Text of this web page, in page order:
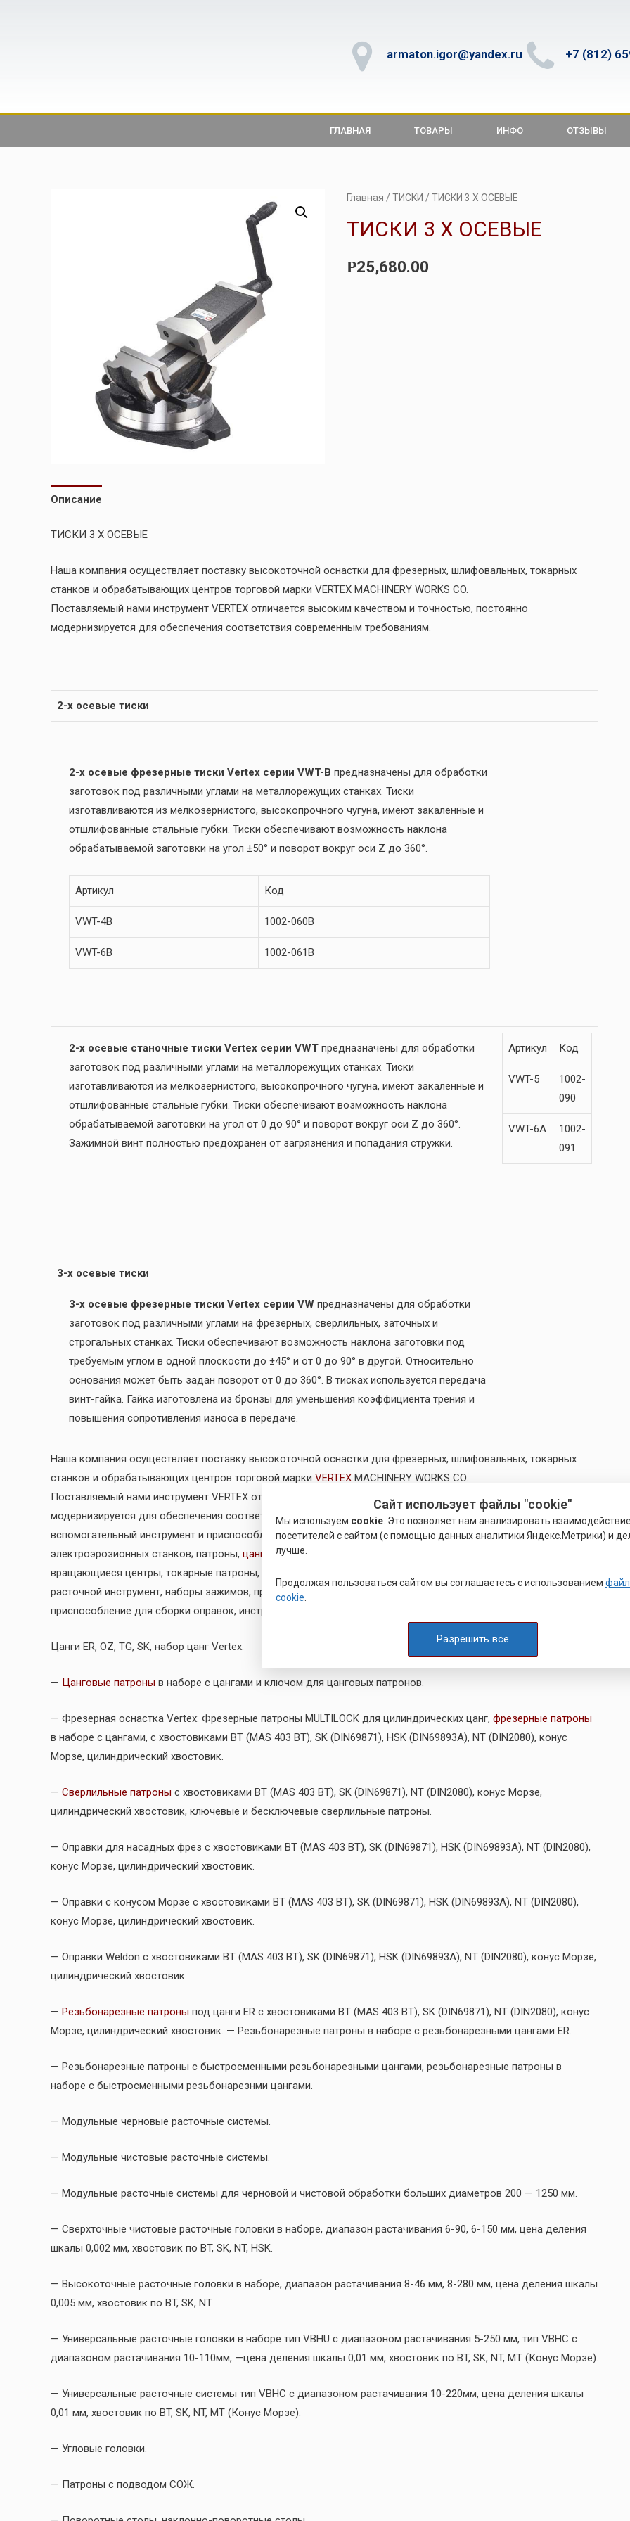
armaton.igor@yandex.ru +7 (812)
ГЛАВНАЯ ТОВАРЫ ИНФО ОТЗЫВЫ
Главная / ТИСКИ / ТИСКИ 3 Х ОСЕВЫЕ
ТИСКИ 3 Х ОСЕВЫЕ
Р25,680.00
Описание
ТИСКИ 3 Х ОСЕВЫЕ
Наша компания осуществляет поставку высокоточной оснастки для фрезерных, шлифовальных, токарных
станков и обрабатывающих центров торговой марки VERTEX MACHINERY WORKS CO.
Поставляемый нами инструмент VERTEX отличается высоким качеством и точностью, постоянно
модернизируется для обеспечения соответствия современным требованиям.
2-х осевые тиски
2-х осевые фрезерные тиски Vertex серии VWT-B предназначены для обработки
заготовок под различными углами на металлорежущих станках. Тиски
изготавливаются из мелкозернистого, высокопрочного чугуна, имеют закаленные и
отшлифованные стальные губки. Тиски обеспечивают возможность наклона
обрабатываемой заготовки на угол ±50° и поворот вокруг оси Z до 360°.
Артикул Код
VWT-4B 1002-060B
VWT-6B 1002-061B
2-х осевые станочные тиски Vertex серии VWT предназначены для обработки
заготовок под различными углами на металлорежущих станках. Тиски
изготавливаются из мелкозернистого, высокопрочного чугуна, имеют закаленные и
отшлифованные стальные губки. Тиски обеспечивают возможность наклона
обрабатываемой заготовки на угол от 0 до 90° и поворот вокруг оси Z до 360°.
Зажимной винт полностью предохранен от загрязнения и попадания стружки.
Артикул Код
VWT-5
1002-
090
VWT-6A
1002-
091
3-х осевые тиски
3-х осевые фрезерные тиски Vertex серии VW предназначены для обработки
заготовок под различными углами на фрезерных, сверлильных, заточных и
строгальных станках. Тиски обеспечивают возможность наклона заготовки под
требуемым углом в одной плоскости до ±45° и от 0 до 90° в другой. Относительно
основания может быть задан поворот от 0 до 360°. В тисках используется передача
винт-гайка. Гайка изготовлена из бронзы для уменьшения коэффициента трения и
повышения сопротивления износа в передаче.
Наша компания осуществляет поставку высокоточной оснастки для фрезерных, шлифовальных, токарных
станков и обрабатывающих центров торговой марки VERTEX MACHINERY WORKS CO.
Поставляемый нами инструмент VERTEX отличается высоким качеством и точностью, постоянно
модернизируется для обеспечения соответствия современным требованиям, включает в себя высокоточный
вспомогательный инструмент и приспособления для фрезерных, токарных, шлифовальных,
электроэрозионных станков; патроны, цанги
, оправки, резцедержатели, держатели, приводной инструмент,
вращающиеся центры, токарные патроны, станочные тиски, поворотные столы, делительные головки,
расточной инструмент, наборы зажимов, приспособление для настройки инструмента вне станка,
приспособление для сборки оправок, инструментальные системы, фрезерная оснастка и др.
Цанги ER, OZ, TG, SK, набор цанг Vertex.
— Цанговые патроны в наборе с цангами и ключом для цанговых патронов.
— Фрезерная оснастка Vertex: Фрезерные патроны MULTILOCK для цилиндрических цанг, фрезерные патроны
в наборе с цангами, с хвостовиками BT (MAS 403 BT), SK (DIN69871), HSK (DIN69893A), NT (DIN2080), конус
Морзе, цилиндрический хвостовик.
— Сверлильные патроны с хвостовиками BT (MAS 403 BT), SK (DIN69871), NT (DIN2080), конус Морзе,
цилиндрический хвостовик, ключевые и бесключевые сверлильные патроны.
— Оправки для насадных фрез c хвостовиками BT (MAS 403 BT), SK (DIN69871), HSK (DIN69893A), NT (DIN2080),
конус Морзе, цилиндрический хвостовик.
— Оправки с конусом Морзе c хвостовиками BT (MAS 403 BT), SK (DIN69871), HSK (DIN69893A), NT (DIN2080),
конус Морзе, цилиндрический хвостовик.
— Оправки Weldon c хвостовиками BT (MAS 403 BT), SK (DIN69871), HSK (DIN69893A), NT (DIN2080), конус Морзе,
цилиндрический хвостовик.
— Резьбонарезные патроны под цанги ER с хвостовиками BT (MAS 403 BT), SK (DIN69871), NT (DIN2080), конус
Морзе, цилиндрический хвостовик. — Резьбонарезные патроны в наборе с резьбонарезными цангами ER.
— Резьбонарезные патроны с быстросменными резьбонарезными цангами, резьбонарезные патроны в
наборе с быстросменными резьбонарезнми цангами.
— Модульные черновые расточные системы.
— Модульные чистовые расточные системы.
— Модульные расточные системы для черновой и чистовой обработки больших диаметров 200 — 1250 мм.
— Сверхточные чистовые расточные головки в наборе, диапазон растачивания 6-90, 6-150 мм, цена деления
шкалы 0,002 мм, хвостовик по BT, SK, NT, HSK.
— Высокоточные расточные головки в наборе, диапазон растачивания 8-46 мм, 8-280 мм, цена деления шкалы
0,005 мм, хвостовик по BT, SK, NT.
— Универсальные расточные головки в наборе тип VBHU с диапазоном растачивания 5-250 мм, тип VBHC с
диапазоном растачивания 10-110мм, —цена деления шкалы 0,01 мм, хвостовик по BT, SK, NT, MT (Конус Морзе).
— Универсальные расточные системы тип VBHC с диапазоном растачивания 10-220мм, цена деления шкалы
0,01 мм, хвостовик по BT, SK, NT, MT (Конус Морзе).
— Угловые головки.
— Патроны с подводом СОЖ.
Сайт использует файлы "cookie"
Мы используем cookie . Это позволяет нам анализировать
посетителей с сайтом (с помощью данных аналитики Яндекс.Метрики) и
лучше.
Продолжая пользоваться сайтом вы соглашаетесь с использованием
cookie
Разрешить все